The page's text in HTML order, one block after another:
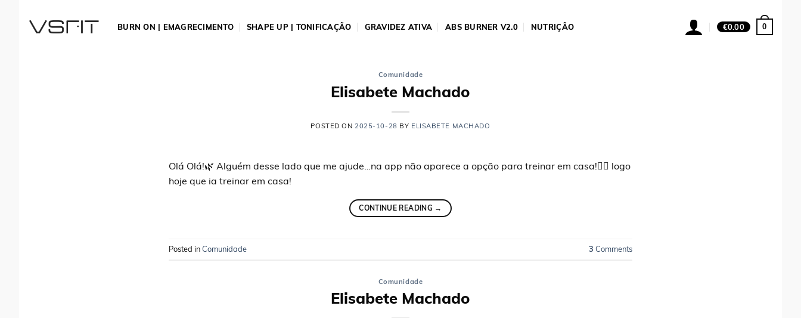
content
BURN ON | EMAGRECIMENTO SHAPE UP | TONIFICAÇÃO GRAVIDEZ ATIVA ABS BURNER V2.0 NUTRIÇÃO €0.00 0
Comunidade
Elisabete Machado
POSTED ON 2025-10-28 BY ELISABETE MACHADO
Olá Olá!🌿 Alguém desse lado que me ajude…na app não aparece a opção para treinar em casa!😵‍💫 logo
hoje que ia treinar em casa!
CONTINUE READING →
Posted inComunidade 3 Comments
Comunidade
Elisabete Machado